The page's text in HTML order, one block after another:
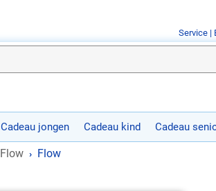
Cadeau jongen Cadeau kind Cadeau
Flow › Flow
Service |